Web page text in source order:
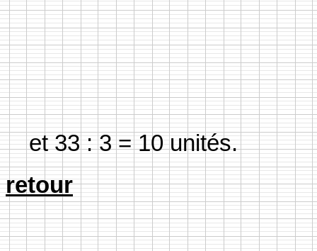
et 33 : 3 = 10 unités.
retour